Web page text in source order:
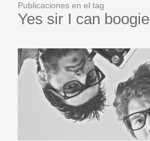
Publicaciones en el tag
Yes sir I can boogie